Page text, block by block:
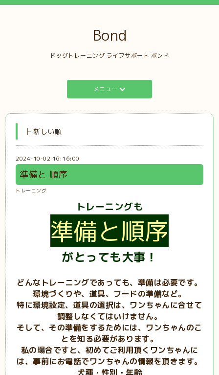
Bond
ドッグトレーニング ライフサポート ボンド
メニュー
├ 新しい順
2024-10-02 16:16:00
準備と 順序
トレーニング
トレーニングも
準備と順序
がとっても大事！
どんなトレーニングであっても、準備は必要です。
環境づくりや、道具、フードの準備など。
特に環境設定、道具の選択は、ワンちゃんに合せて
調整しなくてはいけません。
そして、その準備をするためには、ワンちゃんのこ
とを知る必要があります。
私の場合ですと、初めてご利用頂くワンちゃんに
は、事前にお電話でワンちゃんの情報を頂きます。
犬種・性別・年齢